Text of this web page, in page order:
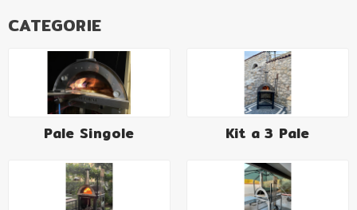
CATEGORIE
Pale Singole Kit a 3 Pale